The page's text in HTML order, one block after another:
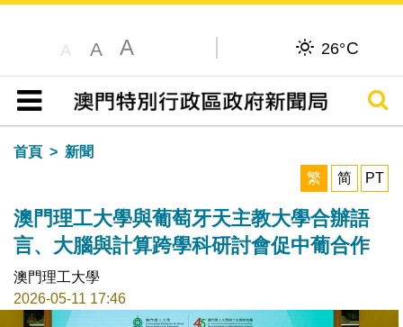
A A A 26°C
目錄
搜尋
首頁
新聞
繁
简 PT
澳門理工大學與葡萄牙天主教大學合辦語
言、大腦與計算跨學科研討會促中葡合作
澳門理工大學
2026-05-11 17:46